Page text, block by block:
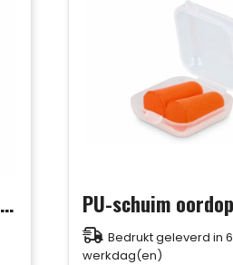
BLADE - Klein intrekbaar afbreekmes
Bedrukt geleverd in 6
werkdag(en)